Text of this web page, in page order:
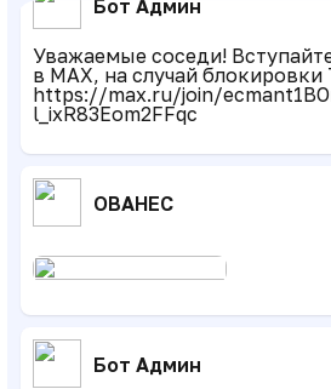
Бот Админ
ОВАНЕС
Бот Админ
Уважаемые соседи!
в MAX, на случай блокировки
https://max.ru/join/
l_ixR83Eom2FFqc